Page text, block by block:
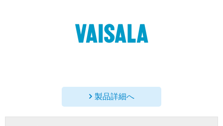
製品詳細へ